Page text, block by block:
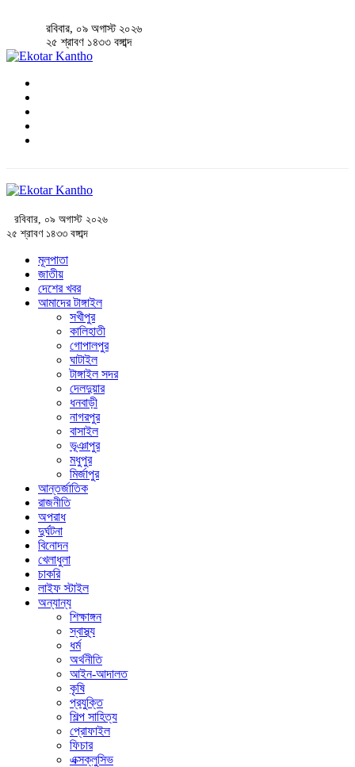
রবিবার, ০৯ অগাস্ট ২০২৬
২৫ শ্রাবণ ১৪৩৩ বঙ্গাব্দ
রবিবার, ০৯ অগাস্ট ২০২৬
২৫ শ্রাবণ ১৪৩৩ বঙ্গাব্দ
মূলপাতা
জাতীয়
দেশের খবর
আমাদের টাঙ্গাইল
সখীপুর
কালিহাতী
গোপালপুর
ঘাটাইল
টাঙ্গাইল সদর
দেলদুয়ার
ধনবাড়ী
নাগরপুর
বাসাইল
ভূঞাপুর
মধুপুর
মির্জাপুর
আন্তর্জাতিক
রাজনীতি
অপরাধ
দুর্ঘটনা
বিনোদন
খেলাধুলা
চাকরি
লাইফ স্টাইল
অন্যান্য
শিক্ষাঙ্গন
স্বাস্থ্য
ধর্ম
অর্থনীতি
আইন-আদালত
কৃষি
প্রযুক্তি
শিল্প সাহিত্য
প্রোফাইল
ফিচার
এক্সক্লুসিভ